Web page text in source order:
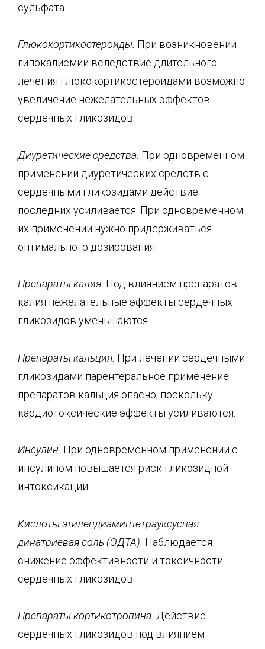
сульфата.
Глюкокортикостероиды. При возникновении
гипокалиемии вследствие длительного
лечения глюкокортикостероидами возможно
увеличение нежелательных эффектов
сердечных гликозидов.
Диуретические средства. При одновременном
применении диуретических средств с
сердечными гликозидами действие
последних усиливается. При одновременном
их применении нужно придерживаться
оптимального дозирования.
Препараты калия. Под влиянием препаратов
калия нежелательные эффекты сердечных
гликозидов уменьшаются.
Препараты кальция. При лечении сердечными
гликозидами парентеральное применение
препаратов кальция опасно, поскольку
кардиотоксические эффекты усиливаются.
Инсулин. При одновременном применении с
инсулином повышается риск гликозидной
интоксикации.
Кислоты этилендиаминтетрауксусная
динатриеваясоль (ЭДТА). Наблюдается
снижение эффективности и токсичности
сердечных гликозидов.
Препараты кортикотропина. Действие
сердечных гликозидов под влиянием